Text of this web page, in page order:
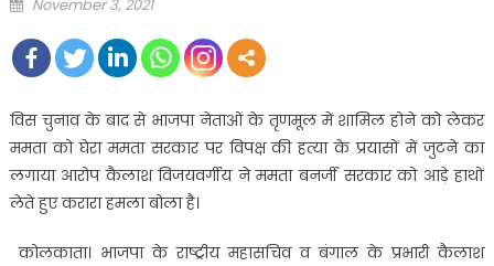
November 3, 2021
विस चुनाव के बाद से भाजपा नेताओं के तृणमूल में शामिल होने को लेकर
ममता को घेरा ममता सरकार पर विपक्ष की हत्या के प्रयासों में जुटने का
लगाया आरोप कैलाश विजयवर्गीय ने ममता बनर्जी सरकार को आड़े हाथों
लेते हुए करारा हमला बोला है।
कोलकाता। भाजपा के राष्ट्रीय महासचिव व बंगाल के प्रभारी कैलाश